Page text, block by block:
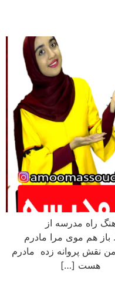
راه مدرسه از
هم موی مرا مادرم
پروانه زده مادرم
هست […]